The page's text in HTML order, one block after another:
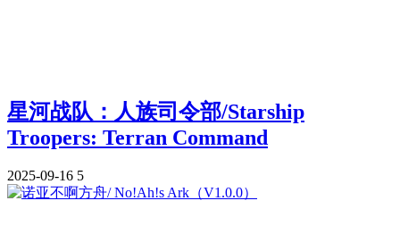
星河战队：人族司令部/Starship
Troopers: Terran Command
2025-09-16 5